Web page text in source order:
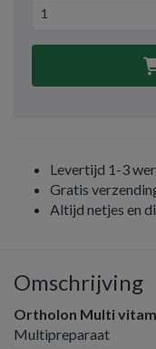
Levertijd 1-3
Gratis
Altijd netjes en
Omschrijving
Ortholon Multi
Multipreparaat